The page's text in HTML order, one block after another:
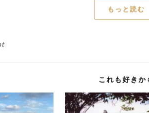
もっと読む
これも好きか